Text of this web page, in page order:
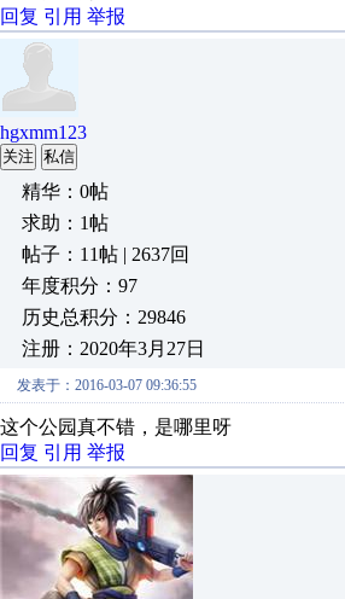
回复 引用 举报
hgxmm123
关注 私信
精华：0帖
求助：1帖
帖子：11帖 | 2637回
年度积分：97
历史总积分：29846
注册：2020年3月27日
发表于：2016-03-07 09:36:55
这个公园真不错，是哪里呀
回复 引用 举报